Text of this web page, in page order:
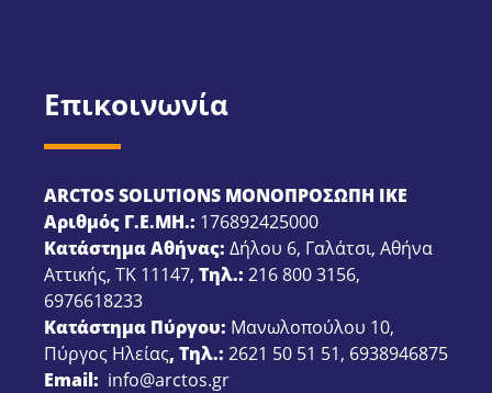
Επικοινωνία
ARCTOS SOLUTIONS ΜΟΝΟΠΡΟΣΩΠΗ ΙΚΕ
Αριθμός Γ.Ε.ΜΗ.: 176892425000
Κατάστημα Αθήνας: Δήλου 6, Γαλάτσι, Αθήνα
Αττικής, ΤΚ 11147, Τηλ.: 216 800 3156,
6976618233
Κατάστημα Πύργου: Μανωλοπούλου 10,
Πύργος Ηλείας, Τηλ.: 2621 50 51 51, 6938946875
Email: info@arctos.gr